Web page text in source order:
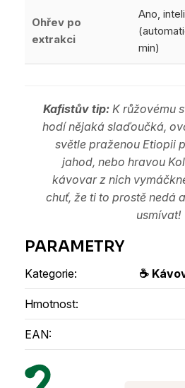
Ohřev po
extrakci
Ano,
min)
Kafistův tip: K růžovému
hodí nějaká slaďoučká,
světle praženou Etiopii
jahod, nebo hravou
kávovar z nich
chuť, že ti to prostě nedá
usmívat!
Kategorie: ☕
Hmotnost:
EAN: